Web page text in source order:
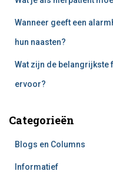
Wanneer geeft een
hun naasten?
Wat zijn de belangrijkste
ervoor?
Categorieën
Blogs en Columns
Informatief